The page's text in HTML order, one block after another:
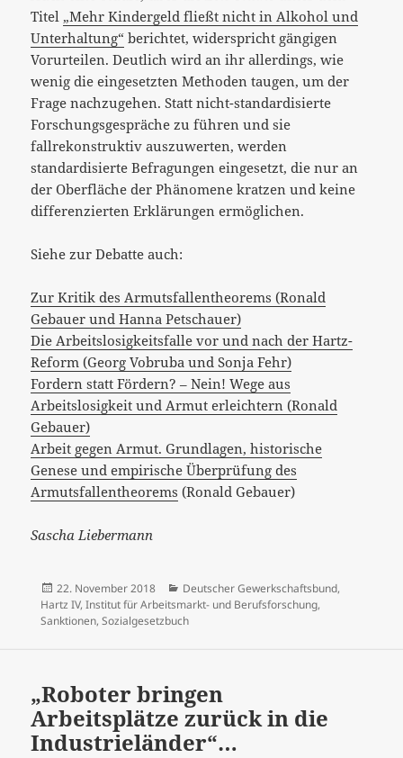
Titel „Mehr Kindergeld fließt nicht in Alkohol und
Unterhaltung“ berichtet, widerspricht gängigen
Vorurteilen. Deutlich wird an ihr allerdings, wie
wenig die eingesetzten Methoden taugen, um der
Frage nachzugehen. Statt nicht-standardisierte
Forschungsgespräche zu führen und sie
fallrekonstruktiv auszuwerten, werden
standardisierte Befragungen eingesetzt, die nur an
der Oberfläche der Phänomene kratzen und keine
differenzierten Erklärungen ermöglichen.
Siehe zur Debatte auch:
Zur Kritik des Armutsfallentheorems (Ronald
Gebauer und Hanna Petschauer)
Die Arbeitslosigkeitsfalle vor und nach der Hartz-
Reform (Georg Vobruba und Sonja Fehr)
Fordern statt Fördern? – Nein! Wege aus
Arbeitslosigkeit und Armut erleichtern (Ronald
Gebauer)
Arbeit gegen Armut. Grundlagen, historische
Genese und empirische Überprüfung des
Armutsfallentheorems (Ronald Gebauer)
Sascha Liebermann
Veröffentlicht
am
22. November 2018 Kategorien
Deutscher Gewerkschaftsbund,
Hartz IV, Institut für Arbeitsmarkt- und Berufsforschung,
Sanktionen, Sozialgesetzbuch
„Roboter bringen
Arbeitsplätze zurück in die
Industrieländer“…